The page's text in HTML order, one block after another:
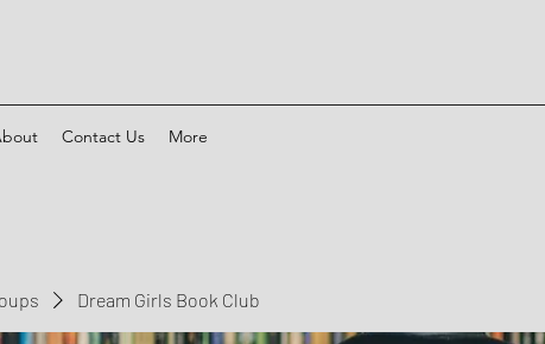
Contact Us More
Dream Girls Book Club